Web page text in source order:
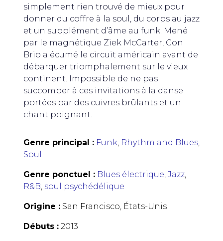
simplement rien trouvé de mieux pour
donner du coffre à la soul, du corps au jazz
et un supplément d’âme au funk. Mené
par le magnétique Ziek McCarter, Con
Brio a écumé le circuit américain avant de
débarquer triomphalement sur le vieux
continent. Impossible de ne pas
succomber à ces invitations à la danse
portées par des cuivres brûlants et un
chant poignant.
Genre principal : Funk, Rhythm and Blues,
Soul
Genre ponctuel : Blues électrique, Jazz,
R&B, soul psychédélique
Origine : San Francisco, États-Unis
Débuts : 2013